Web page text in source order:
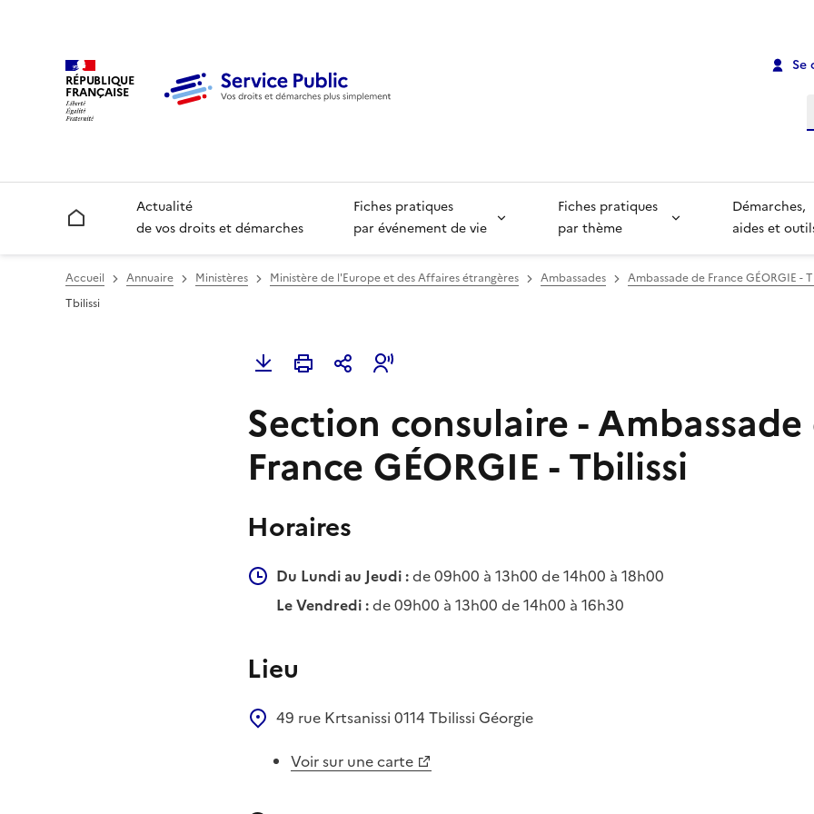
RÉPUBLIQUE
FRANÇAISE
Se
Accueil
Actualité
de vos droits et démarches
Fiches pratiques
par événement de vie
Fiches pratiques
par thème
Démarches,
aides et
Accueil Annuaire Ministères Ministère de l'Europe et des Affaires étrangères Ambassades
Ambassade de France GÉORGIE -
Tbilissi
Section consulaire -
France GÉORGIE - Tbilissi
Horaires
Du Lundi au Jeudi :de 09h00 à 13h00 de 14h00 à 18h00
Le Vendredi :de 09h00 à 13h00 de 14h00 à 16h30
Lieu
49 rue Krtsanissi 0114 Tbilissi Géorgie
Voir sur une carte